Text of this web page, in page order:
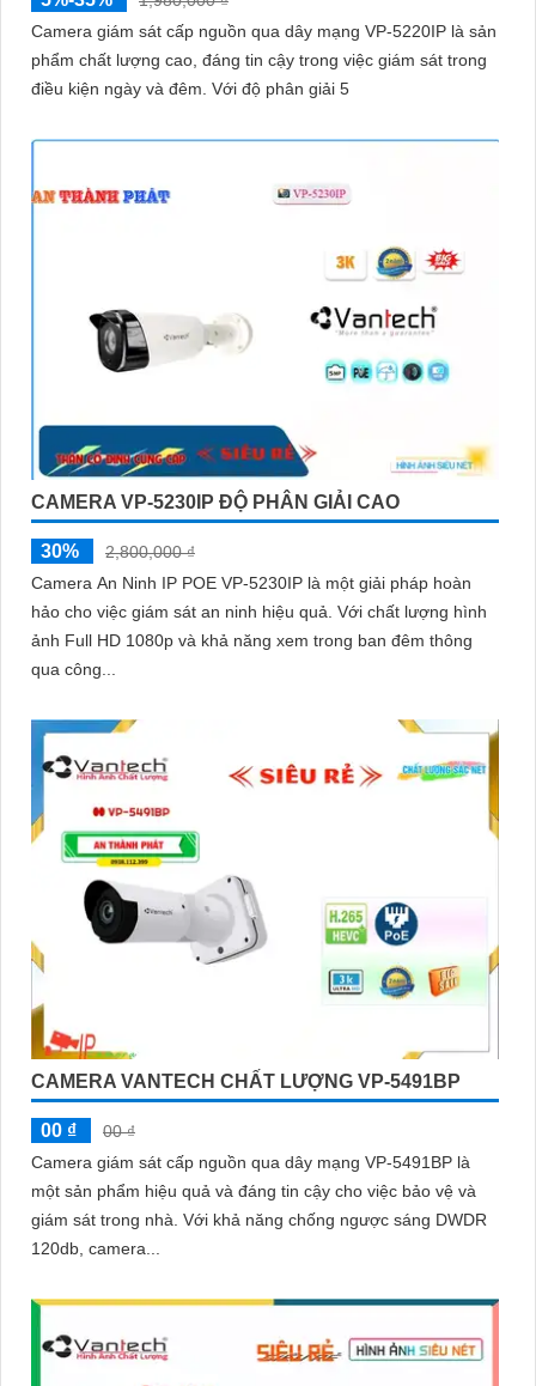
Camera giám sát cấp nguồn qua dây mạng VP-5220IP là sản
phẩm chất lượng cao, đáng tin cậy trong việc giám sát trong
điều kiện ngày và đêm. Với độ phân giải 5
CAMERA VP-5230IP ĐỘ PHÂN GIẢI CAO
30%
2,800,000 ₫
Camera An Ninh IP POE VP-5230IP là một giải pháp hoàn
hảo cho việc giám sát an ninh hiệu quả. Với chất lượng hình
ảnh Full HD 1080p và khả năng xem trong ban đêm thông
qua công...
CAMERA VANTECH CHẤT LƯỢNG VP-5491BP
00 ₫
00 ₫
Camera giám sát cấp nguồn qua dây mạng VP-5491BP là
một sản phẩm hiệu quả và đáng tin cậy cho việc bảo vệ và
giám sát trong nhà. Với khả năng chống ngược sáng DWDR
120db, camera...